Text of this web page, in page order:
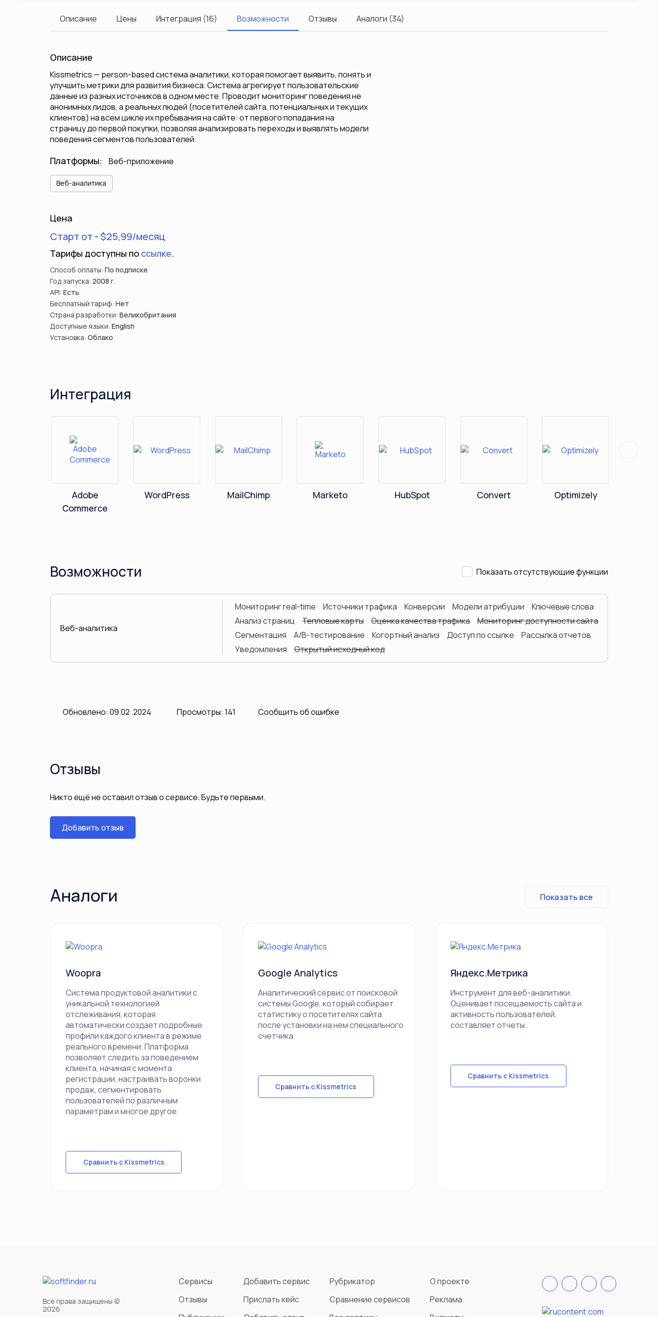
Описание Цены Интеграция (16) Возможности Отзывы Аналоги (34)
Описание
Kissmetrics — person-based система аналитики, которая помогает выявить, понять и
улучшить метрики для развития бизнеса. Система агрегирует пользовательские
данные из разных источников в одном месте. Проводит мониторинг поведения не
анонимных лидов, а реальных людей (посетителей сайта, потенциальных и текущих
клиентов) на всем цикле их пребывания на сайте: от первого попадания на
страницу до первой покупки, позволяя анализировать переходы и выявлять модели
поведения сегментов пользователей.
Платформы: Веб-приложение
Веб-аналитика
Цена
Старт от - $25,99/месяц
Тарифы доступны по ссылке.
Способ оплаты: По подписке
Год запуска: 2008 г.
API: Есть
Бесплатный тариф: Нет
Страна разработки: Великобритания
Доступные языки: English
Установка: Облако
Интеграция
Adobe
Commerce
WordPress MailChimp Marketo HubSpot Convert Optimizely
Возможности Показать отсутствующие функции
Веб-аналитика
Мониторинг real-time Источники трафика Конверсии Модели атрибуции
Ключевые слова
Анализ страниц
Тепловые карты Оценка качества трафика
Мониторинг доступности сайта
Сегментация
А/B-тестирование Когортный анализ Доступ по ссылке
Рассылка отчетов
Уведомления
Открытый исходный код
Обновлено: 09.02 .2024 Просмотры: 141 Сообщить об ошибке
Отзывы
Никто ещё не оставил отзыв о сервисе. Будьте первыми.
Добавить отзыв
Аналоги Показать все
Woopra
Система продуктовой аналитики с
уникальной технологией
отслеживания, которая
автоматически создает подробные
профили каждого клиента в режиме
реального времени. Платформа
позволяет следить за поведением
клиента, начиная с момента
регистрации, настраивать воронки
продаж, сегментировать
пользователей по различным
параметрам и многое другое.
Сравнить с Kissmetrics
Google Analytics
Аналитический сервис от поисковой
системы Google, который собирает
статистику о посетителях сайта
после установки на нем специального
счетчика.
Сравнить с Kissmetrics
Яндекс.Метрика
Инструмент для веб-аналитики.
Оценивает посещаемость сайта и
активность пользователей,
составляет отчеты.
Сравнить с Kissmetrics
Все права защищены ©
2026
Сервисы
Отзывы
Добавить сервис
Прислать кейс
Рубрикатор
Сравнение сервисов
О проекте
Реклама